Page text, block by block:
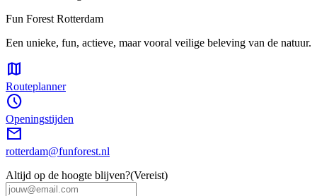
Fun Forest Rotterdam
Een unieke, fun, actieve, maar vooral veilige beleving van de natuur.
map
Routeplanner
schedule
Openingstijden
mail
rotterdam@funforest.nl
Altijd op de hoogte blijven?(Vereist)